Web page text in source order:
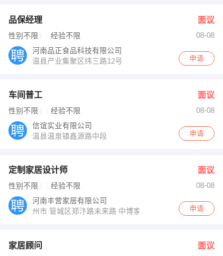
品保经理 面议
性别不限 经验不限
08-08
河南品正食品科技有限公司
温县产业集聚区纬三路12号
申请
车间普工 面议
性别不限 经验不限
08-08
信谊实业有限公司
温县温泉镇鑫源路中段
申请
定制家居设计师 面议
性别不限 经验不限
08-08
河南丰营家居有限公司
州市 管城区郑汴路未来路 中博家具中心
申请
家居顾问 面议